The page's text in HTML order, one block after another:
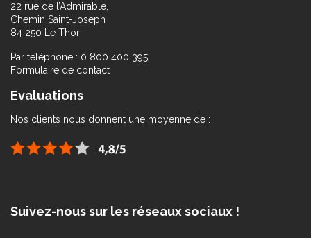
22 rue de l’Admirable,
Chemin Saint-Joseph
84 250 Le Thor
Par téléphone : 0 800 400 395
Formulaire de contact
Evaluations
Nos clients nous donnent une moyenne de :
Suivez-nous sur les réseaux sociaux !